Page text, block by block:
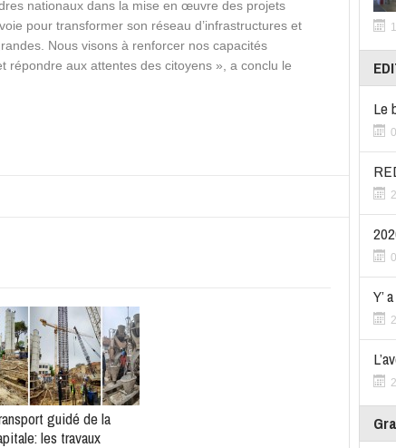
nationaux dans la mise en œuvre des projets
pour transformer son réseau d’infrastructures et
Nous visons à renforcer nos capacités
répondre aux attentes des citoyens », a conclu le
guidé de la
les travaux
Le
Y’